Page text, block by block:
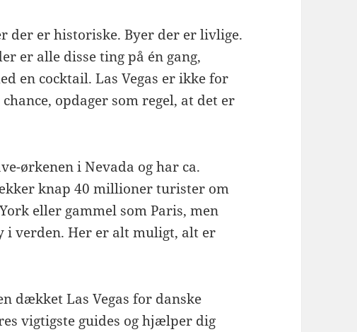
der er historiske. Byer der er livlige.
er alle disse ting på én gang,
en cocktail. Las Vegas er ikke for
opdager som regel, at det er
ørkenen i Nevada og har ca.
knap 40 millioner turister om
eller gammel som Paris, men
i verden. Her er alt muligt, alt er
dækket Las Vegas for danske
vigtigste guides og hjælper dig